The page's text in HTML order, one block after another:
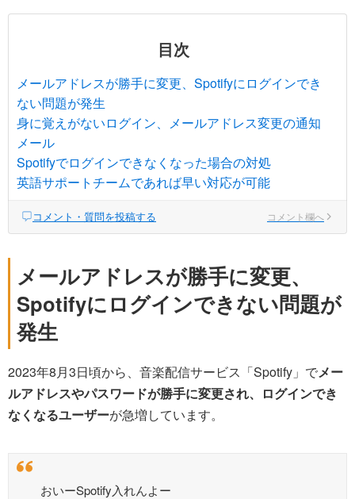
目次
メールアドレスが勝手に変更、Spotifyにログインでき
ない問題が発生
身に覚えがないログイン、メールアドレス変更の通知
メール
Spotifyでログインできなくなった場合の対処
英語サポートチームであれば早い対応が可能
コメント・質問を投稿する コメント欄へ
メールアドレスが勝手に変更、
Spotifyにログインできない問題が
発生
2023年8月3日頃から、音楽配信サービス「Spotify」でメー
ルアドレスやパスワードが勝手に変更され、ログインでき
なくなるユーザーが急増しています。
おいーSpotify入れんよー